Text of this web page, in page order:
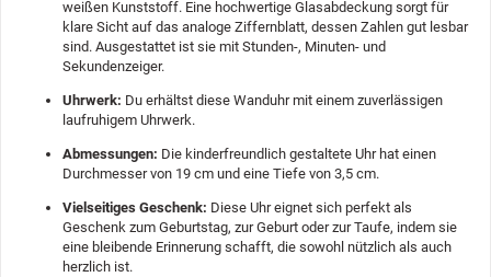
weißen Kunststoff. Eine hochwertige Glasabdeckung sorgt für
klare Sicht auf das analoge Ziffernblatt, dessen Zahlen gut lesbar
sind. Ausgestattet ist sie mit Stunden-, Minuten- und
Sekundenzeiger.
Uhrwerk: Du erhältst diese Wanduhr mit einem zuverlässigen
laufruhigem Uhrwerk.
Abmessungen: Die kinderfreundlich gestaltete Uhr hat einen
Durchmesser von 19 cm und eine Tiefe von 3,5 cm.
Vielseitiges Geschenk: Diese Uhr eignet sich perfekt als
Geschenk zum Geburtstag, zur Geburt oder zur Taufe, indem sie
eine bleibende Erinnerung schafft, die sowohl nützlich als auch
herzlich ist.